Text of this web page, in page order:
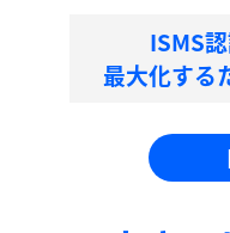
ISMS
最大化する